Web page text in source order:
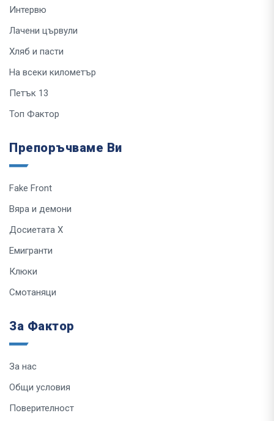
Интервю
Лачени цървули
Хляб и пасти
На всеки километър
Петък 13
Топ Фактор
Препоръчваме Ви
Fake Front
Вяра и демони
Досиетата Х
Емигранти
Клюки
Смотаняци
За Фактор
За нас
Общи условия
Поверителност